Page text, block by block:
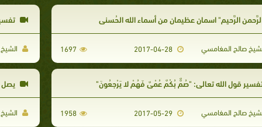
الرَّحيم" اسمان عظيمان من أسماء الله الحُسنى
صالح المغامسي 2017-04-28
1697
قول الله تعالى: "صُمٌّ بُكْمٌ عُمْيٌ فَهُمْ لا يَرْجِعُونَ"
صالح المغامسي 2017-05-29
1958
يصل